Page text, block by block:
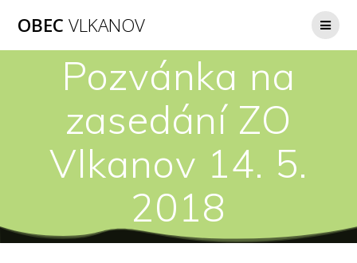
OBEC VLKANOV
Pozvánka na
zasedání ZO
Vlkanov 14. 5.
2018